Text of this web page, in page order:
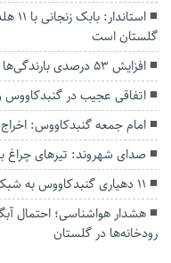
گلستان است
افزایش ۵۳ درصدی بارندگی‌ها در گلستان
اتفاقی عجیب در‌ گنبدکاووس
امام جمعه گنبدکاووس:
صدای شهروند: تیرهای
۱۱ دهیاری گنبدکاووس به شبکه حفاظت مردمی منابع طبیعی پیوستند
هشدار هواشناسی؛ احتمال
رودخانه‌ها در گلستان